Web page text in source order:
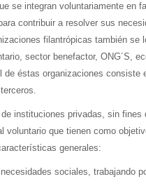
se integran voluntariamente en
contribuir a resolver sus
filantrópicas también se
sector benefactor, ONG´S,
de éstas organizaciones
instituciones privadas, sin
voluntario que tienen como
generales:
sociales, trabajando